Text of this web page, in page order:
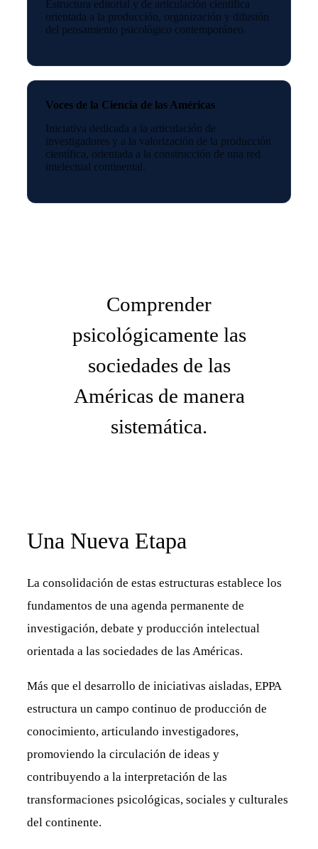
Estructura editorial y de articulación científica
orientada a la producción, organización y difusión
del pensamiento psicológico contemporáneo.
Voces de la Ciencia de las Américas
Iniciativa dedicada a la articulación de
investigadores y a la valorización de la producción
científica, orientada a la construcción de una red
intelectual continental.
Comprender
psicológicamente las
sociedades de las
Américas de manera
sistemática.
Una Nueva Etapa
La consolidación de estas estructuras establece los
fundamentos de una agenda permanente de
investigación, debate y producción intelectual
orientada a las sociedades de las Américas.
Más que el desarrollo de iniciativas aisladas, EPPA
estructura un campo continuo de producción de
conocimiento, articulando investigadores,
promoviendo la circulación de ideas y
contribuyendo a la interpretación de las
transformaciones psicológicas, sociales y culturales
del continente.